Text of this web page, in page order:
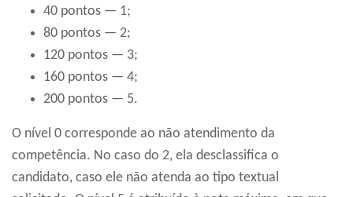
40 pontos — 1;
80 pontos — 2;
120 pontos — 3;
160 pontos — 4;
200 pontos — 5.
O nível 0 corresponde ao não atendimento da
competência. No caso do 2, ela desclassifica o
candidato, caso ele não atenda ao tipo textual